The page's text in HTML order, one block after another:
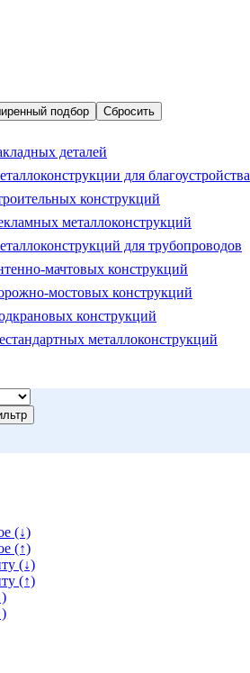
подбор
деталей
для благоустройства
конструкций
металлоконструкций
для трубопроводов
мачтовых конструкций
мостовых конструкций
конструкций
металлоконструкций
(↓)
(↑)
(↓)
(↑)